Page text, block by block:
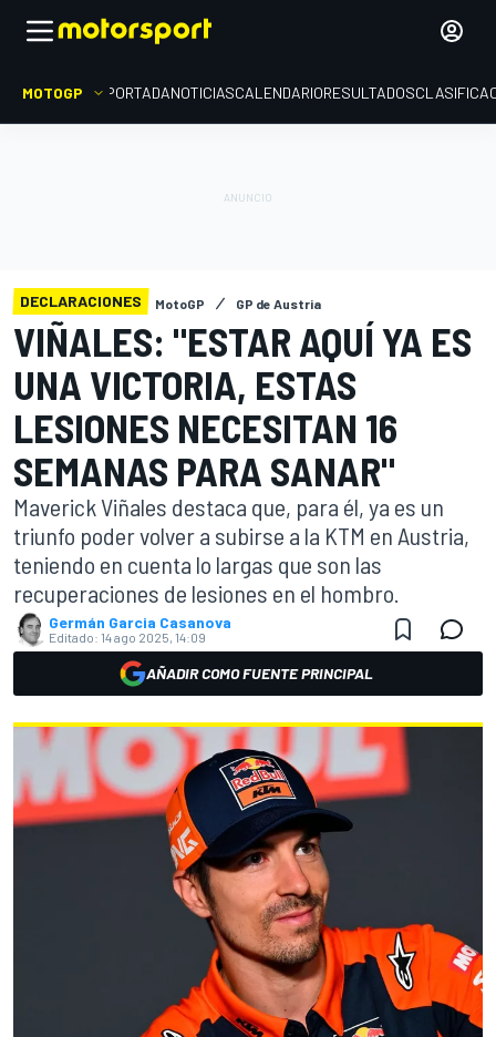
MOTOGP PORTADANOTICIASCALENDARIORESULTADOS
DECLARACIONES MotoGP GP de Austria
VIÑALES: "ESTAR AQUÍ YA ES
UNA VICTORIA, ESTAS
LESIONES NECESITAN 16
SEMANAS PARA SANAR"
Maverick Viñales destaca que, para él, ya es un
triunfo poder volver a subirse a la KTM en Austria,
teniendo en cuenta lo largas que son las
recuperaciones de lesiones en el hombro.
Germán Garcia Casanova
Editado: 14 ago 2025, 14:09
AÑADIR COMO FUENTE PRINCIPAL